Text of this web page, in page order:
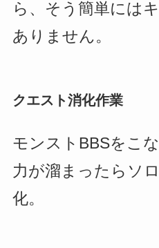
ら、そう簡単には
ありません。
クエスト消化作業
モンストBBSをこ
力が溜まったらソ
化。